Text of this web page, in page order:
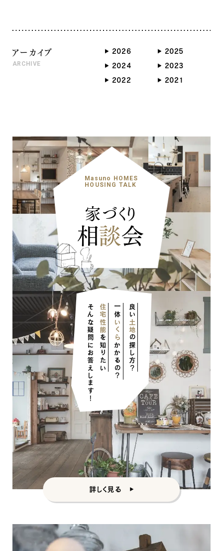
ナチュラル
ナチュラル
カントリー
ヴィンテージ
アーカイブ
ARCHIVE
2026
2025
2024
2023
2022
2021
Masuno HOMES
HOUSING TALK
家づくり
相談会
住宅性能
を知りたい
一体
いくら
かかるの？
良い
土地
の探し方？
そんな疑問にお答えします！
詳しく見る